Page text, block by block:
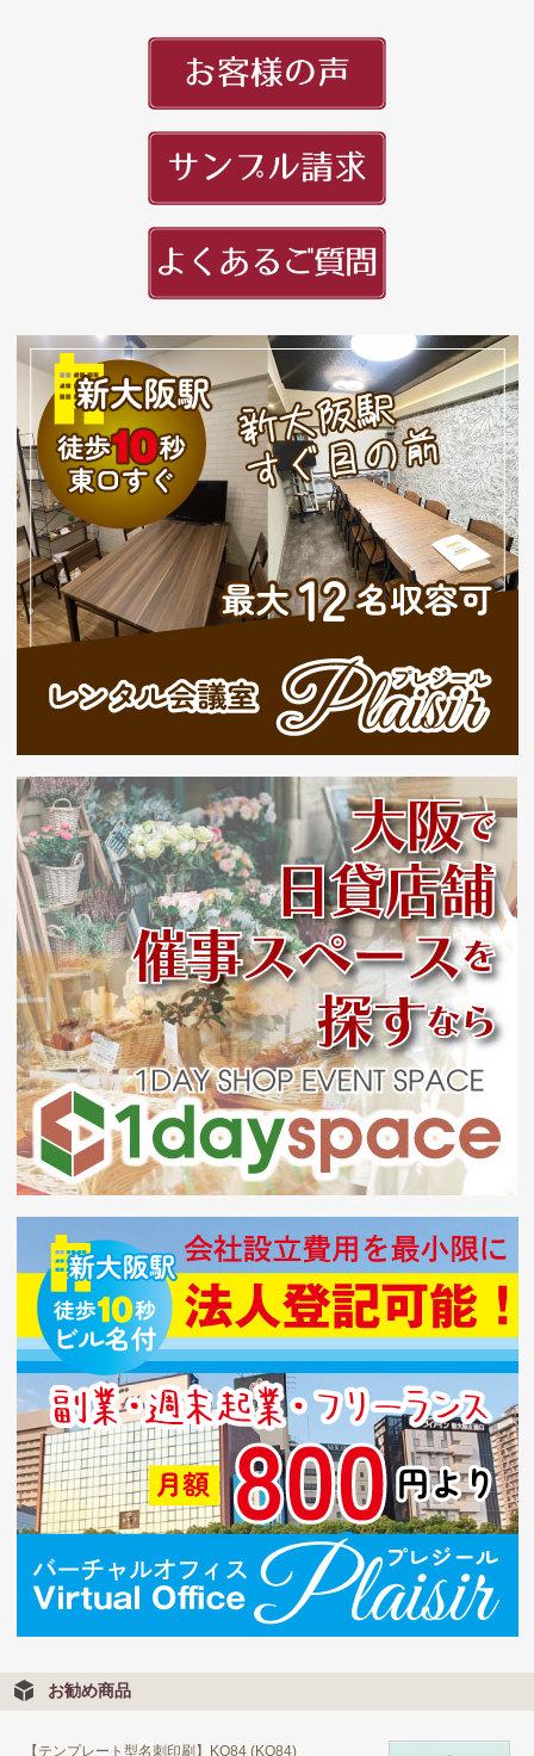
お勧め商品
【テンプレート型名刺印刷】KO84 (KO84)